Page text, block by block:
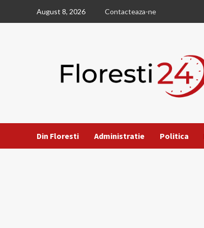
August 8, 2026 Contacteaza-ne
Din Floresti Administratie Politica